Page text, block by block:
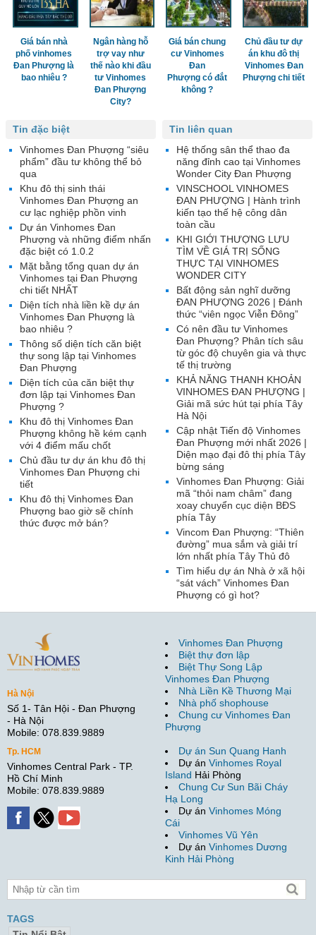
Giá bán nhà
phố vinhomes
Đan Phượng là
bao nhiêu ?
Ngân hàng hỗ
trợ vay như
thế nào khi đầu
tư Vinhomes
Đan Phượng
City?
Giá bán chung
cư Vinhomes
Đan
Phượng có đắt
không ?
Chủ đầu tư dự
án khu đô thị
Vinhomes Đan
Phượng chi tiết
Tin liên quan
Hệ thống sân thể thao đa
năng đỉnh cao tại Vinhomes
Wonder City Đan Phượng
VINSCHOOL VINHOMES
ĐAN PHƯỢNG | Hành trình
kiến tạo thế hệ công dân
toàn cầu
KHI GIỚI THƯỢNG LƯU
TÌM VỀ GIÁ TRỊ SỐNG
THỰC TẠI VINHOMES
WONDER CITY
Bất động sản nghĩ dưỡng
ĐAN PHƯỢNG 2026 | Đánh
thức “viên ngọc Viễn Đông”
Có nên đầu tư Vinhomes
Đan Phượng? Phân tích sâu
từ góc độ chuyên gia và thực
tế thị trường
KHẢ NĂNG THANH KHOẢN
VINHOMES ĐAN PHƯỢNG |
Giải mã sức hút tại phía Tây
Hà Nội
Cập nhật Tiến độ Vinhomes
Đan Phượng mới nhất 2026 |
Diện mạo đại đô thị phía Tây
bừng sáng
Vinhomes Đan Phượng: Giải
mã “thỏi nam châm” đang
xoay chuyển cục diện BĐS
phía Tây
Vincom Đan Phượng: “Thiên
đường” mua sắm và giải trí
lớn nhất phía Tây Thủ đô
Tìm hiểu dự án Nhà ở xã hội
“sát vách” Vinhomes Đan
Phượng có gì hot?
Tin đặc biệt
Vinhomes Đan Phượng “siêu
phẩm” đầu tư không thể bỏ
qua
Khu đô thị sinh thái
Vinhomes Đan Phượng an
cư lạc nghiệp phồn vinh
Dự án Vinhomes Đan
Phượng và những điểm nhấn
đặc biệt có 1.0.2
Mặt bằng tổng quan dự án
Vinhomes tại Đan Phượng
chi tiết NHẤT
Diện tích nhà liền kề dự án
Vinhomes Đan Phượng là
bao nhiêu ?
Thông số diện tích căn biệt
thự song lập tại Vinhomes
Đan Phượng
Diện tích của căn biệt thự
đơn lập tại Vinhomes Đan
Phượng ?
Khu đô thị Vinhomes Đan
Phượng không hề kém cạnh
với 4 điểm mấu chốt
Chủ đầu tư dự án khu đô thị
Vinhomes Đan Phượng chi
tiết
Khu đô thị Vinhomes Đan
Phượng bao giờ sẽ chính
thức được mở bán?
Hà Nội
Số 1- Tân Hội - Đan Phượng
- Hà Nội
Mobile: 078.839.9889
Tp. HCM
Vinhomes Central Park - TP.
Hồ Chí Minh
Mobile: 078.839.9889
Vinhomes Đan Phượng
Biệt thự đơn lập
Biệt Thự Song Lập
Vinhomes Đan Phượng
Nhà Liền Kề Thương Mại
Nhà phố shophouse
Chung cư Vinhomes Đan
Phượng
Dự án Sun Quang Hanh
Dự án Vinhomes Royal
Island Hải Phòng
Chung Cư Sun Bãi Cháy
Hạ Long
Dự án Vinhomes Móng
Cái
Vinhomes Vũ Yên
Dự án Vinhomes Dương
Kinh Hải Phòng
TAGS